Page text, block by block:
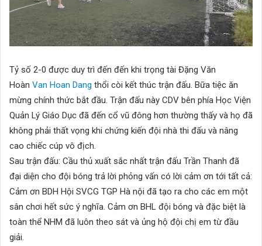
Tỷ số 2-0 được duy trì đến đến khi trọng tài Đặng Văn
Hoàn Van Hoan Dang thổi còi kết thúc trận đấu. Bữa tiệc ăn
mừng chính thức bắt đầu. Trận đấu này CDV bên phía Học Viện
Quản Lý Giáo Dục đã đến cổ vũ đông hơn thường thấy và họ đã
không phải thất vọng khi chứng kiến đội nhà thi đấu và nâng
cao chiếc cúp vô địch.
Sau trận đấu: Cầu thủ xuất sắc nhất trận đấu Trần Thanh đã
đại diện cho đội bóng trả lời phỏng vấn có lời cảm ơn tới tất cả:
Cảm ơn BDH Hội SVCG TGP Hà nội đã tạo ra cho các em một
sân chơi hết sức ý nghĩa. Cảm ơn BHL đội bóng và đặc biệt là
toàn thể NHM đã luôn theo sát và ủng hộ đội chị em từ đầu
giải.